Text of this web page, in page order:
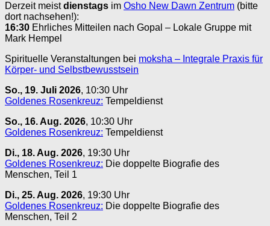
Derzeit meistdienstags im Osho New Dawn Zentrum (bitte
dort nachsehen!):
16:30 Ehrliches Mitteilen nach Gopal – Lokale Gruppe mit
Mark Hempel
Spirituelle Veranstaltungen bei moksha – Integrale Praxis für
Körper- und Selbstbewusstsein
So., 19. Juli 2026, 10:30 Uhr
Goldenes Rosenkreuz: Tempeldienst
So., 16. Aug. 2026, 10:30 Uhr
Goldenes Rosenkreuz: Tempeldienst
Di., 18. Aug. 2026, 19:30 Uhr
Goldenes Rosenkreuz: Die doppelte Biografie des
Menschen, Teil 1
Di., 25. Aug. 2026, 19:30 Uhr
Goldenes Rosenkreuz: Die doppelte Biografie des
Menschen, Teil 2